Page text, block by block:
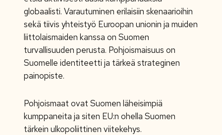
globaalisti. Varautuminen erilaisiin skenaarioihin
sekä tiivis yhteistyö Euroopan unionin ja muiden
liittolaismaiden kanssa on Suomen
turvallisuuden perusta. Pohjoismaisuus on
Suomelle identiteetti ja tärkeä strateginen
painopiste.
Pohjoismaat ovat Suomen läheisimpiä
kumppaneita ja siten EU:n ohella Suomen
tärkein ulkopoliittinen viitekehys.